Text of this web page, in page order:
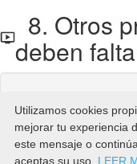
8. Otros
deben
Si ya estás
Inscribete
Utilizamos cookies
mejorar tu experiencia
este mensaje o
aceptas su uso. LEER